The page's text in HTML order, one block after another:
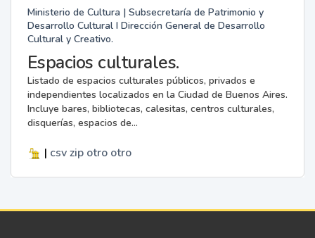
Ministerio de Cultura | Subsecretaría de Patrimonio y
Desarrollo Cultural I Dirección General de Desarrollo
Cultural y Creativo.
Espacios culturales.
Listado de espacios culturales públicos, privados e
independientes localizados en la Ciudad de Buenos Aires.
Incluye bares, bibliotecas, calesitas, centros culturales,
disquerías, espacios de...
| csv zip otro otro